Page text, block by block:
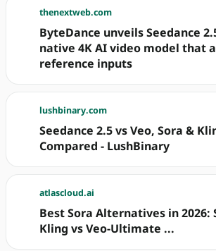
thenextweb.com
ByteDance unveils Seedance
native 4K AI video model that
reference inputs
lushbinary.com
Seedance 2.5 vs Veo, Sora &
Compared - LushBinary
atlascloud.ai
Best Sora Alternatives in 2026:
Kling vs Veo-Ultimate ...